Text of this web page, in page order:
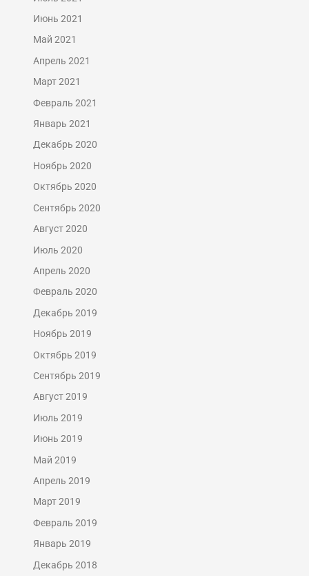
Июнь 2021
Май 2021
Апрель 2021
Март 2021
Февраль 2021
Январь 2021
Декабрь 2020
Ноябрь 2020
Октябрь 2020
Сентябрь 2020
Август 2020
Июль 2020
Апрель 2020
Февраль 2020
Декабрь 2019
Ноябрь 2019
Октябрь 2019
Сентябрь 2019
Август 2019
Июль 2019
Июнь 2019
Май 2019
Апрель 2019
Март 2019
Февраль 2019
Январь 2019
Декабрь 2018